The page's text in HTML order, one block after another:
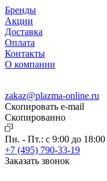
Бренды
Акции
Доставка
Оплата
Контакты
О компании
zakaz@plazma-online.ru
Скопировать e-mail
Cкопированно
Пн. - Пт.: с 9:00 до 18:00
+7 (495) 790-33-19
Заказать звонок